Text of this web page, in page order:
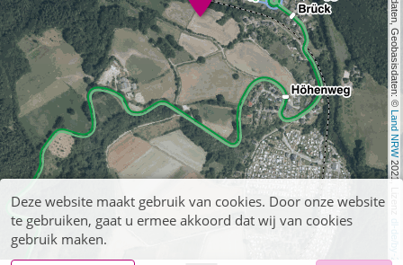
, Kartendaten, Geobasisdaten: ©
Land NRW
2021, Lizenz
dl-de/by-2-0
Deze website maakt gebruik van cookies. Door onze website
te gebruiken, gaat u ermee akkoord dat wij van cookies
gebruik maken.